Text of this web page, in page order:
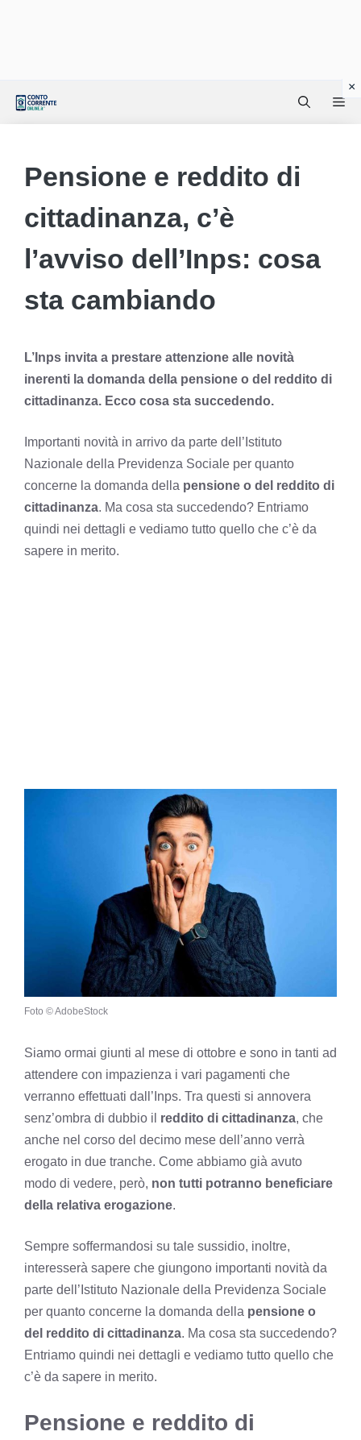
Pensione e reddito di
cittadinanza, c’è
l’avviso dell’Inps: cosa
sta cambiando
L’Inps invita a prestare attenzione alle novità
inerenti la domanda della pensione o del reddito di
cittadinanza. Ecco cosa sta succedendo.
Importanti novità in arrivo da parte dell’Istituto
Nazionale della Previdenza Sociale per quanto
concerne la domanda della pensione o del reddito di
cittadinanza. Ma cosa sta succedendo? Entriamo
quindi nei dettagli e vediamo tutto quello che c’è da
sapere in merito.
Foto © AdobeStock
Siamo ormai giunti al mese di ottobre e sono in tanti ad
attendere con impazienza i vari pagamenti che
verranno effettuati dall’Inps. Tra questi si annovera
senz’ombra di dubbio il reddito di cittadinanza, che
anche nel corso del decimo mese dell’anno verrà
erogato in due tranche. Come abbiamo già avuto
modo di vedere, però, non tutti potranno beneficiare
della relativa erogazione.
Sempre soffermandosi su tale sussidio, inoltre,
interesserà sapere che giungono importanti novità da
parte dell’Istituto Nazionale della Previdenza Sociale
per quanto concerne la domanda della pensione o
del reddito di cittadinanza. Ma cosa sta succedendo?
Entriamo quindi nei dettagli e vediamo tutto quello che
c’è da sapere in merito.
Pensione e reddito di